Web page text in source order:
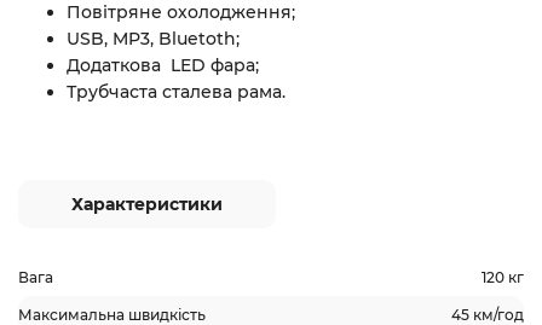
Повітряне охолодження;
USB, MP3, Bluetoth;
Додаткова LED фара;
Трубчаста сталева рама.
Характеристики
Вага 120 кг
Максимальна швидкість 45 км/год